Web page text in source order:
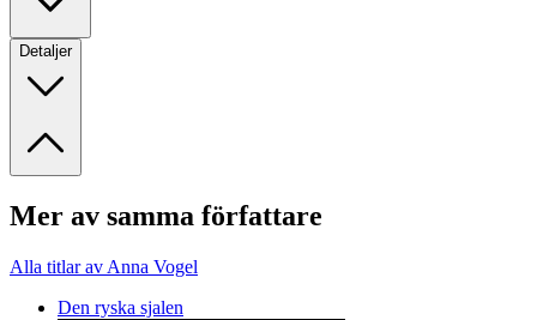
Detaljer
Mer av samma författare
Alla titlar av Anna Vogel
Den ryska sjalen